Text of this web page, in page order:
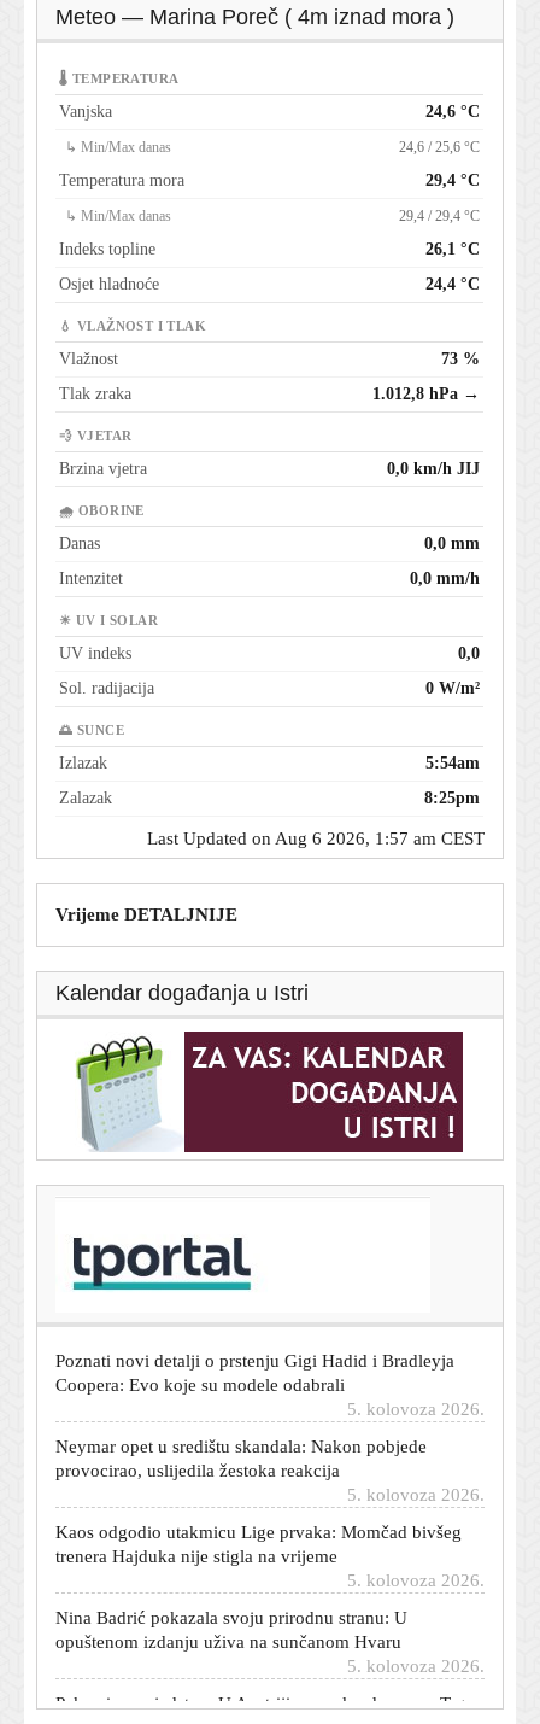
Meteo — Marina Poreč ( 4m iznad mora )
🌡 TEMPERATURA
Vanjska 24,6 °C
↳ Min/Max danas 24,6 / 25,6 °C
Temperatura mora 29,4 °C
↳ Min/Max danas 29,4 / 29,4 °C
Indeks topline
26,1 °C
Osjet hladnoće
24,4 °C
💧 VLAŽNOST I TLAK
Vlažnost
73 %
Tlak zraka
1.012,8 hPa →
💨 VJETAR
Brzina vjetra 0,0 km/h JIJ
🌧 OBORINE
Danas
0,0 mm
Intenzitet
0,0 mm/h
☀ UV I SOLAR
UV indeks
0,0
Sol. radijacija
0 W/m²
🌅 SUNCE
Izlazak
5:54am
Zalazak
8:25pm
Last Updated on Aug 6 2026, 1:57 am CEST
Vrijeme DETALJNIJE
Kalendar događanja u Istri
Novi šok za Carlosa Alcaraza: Sad mu je ozbiljno
ugrožen i nastup na US Openu
Coopera: Evo koje su modele odabrali
provocirao, uslijedila žestoka reakcija
trenera Hajduka nije stigla na vrijeme
opuštenom izdanju uživa na sunčanom Hvaru
5. kolovoza 2026.
sv. Petra pobjegao u zatvoreno